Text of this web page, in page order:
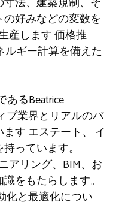
好みなどの変数を
産します価格推
ルギー計算を備えた
あるBeatrice
ブ業界とリアルのバ
ます エステート、 イ
っています。
アリング、BIM、お
をもたらします。
化と最適化につい